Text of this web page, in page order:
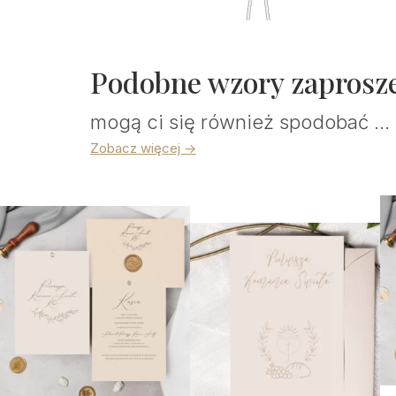
Podobne wzory
mogą ci się również spodobać ...
Zobacz więcej ->